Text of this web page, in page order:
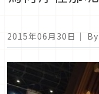
2015年06月30日 ｜ By